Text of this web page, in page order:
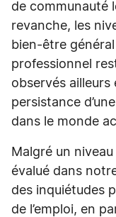
de communauté
revanche, les
bien-être
professionnel
observés
persistance
dans le monde
Malgré un
évalué dans
des inquiétudes
de l’emploi, en